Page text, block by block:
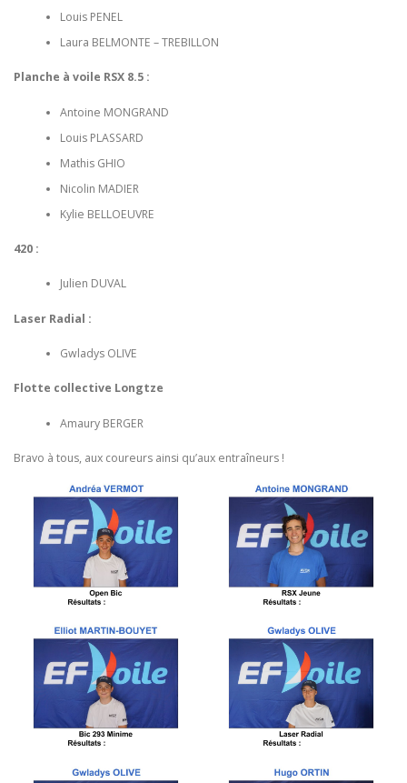
Louis PENEL
Laura BELMONTE – TREBILLON
Planche à voile RSX 8.5 :
Antoine MONGRAND
Louis PLASSARD
Mathis GHIO
Nicolin MADIER
Kylie BELLOEUVRE
420 :
Julien DUVAL
Laser Radial :
Gwladys OLIVE
Flotte collective Longtze
Amaury BERGER
Bravo à tous, aux coureurs ainsi qu’aux entraîneurs !